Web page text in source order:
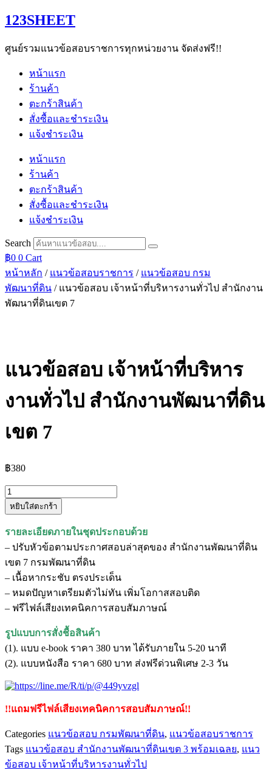
Skip
to
123SHEET
ศูนย์รวมแนวข้อสอบราชการทุกหน่วยงาน จัดส่งฟรี!!
หน้าแรก
ร้านค้า
ตะกร้าสินค้า
สั่งซื้อและชำระเงิน
แจ้งชำระเงิน
หน้าแรก
ร้านค้า
ตะกร้าสินค้า
สั่งซื้อและชำระเงิน
แจ้งชำระเงิน
Search
฿0 0 Cart
หน้าหลัก / แนวข้อสอบราชการ / แนวข้อสอบ กรม
พัฒนาที่ดิน / แนวข้อสอบ เจ้าหน้าที่บริหารงานทั่วไป สำนักงาน
พัฒนาที่ดินเขต 7
แนวข้อสอบ เจ้าหน้าที่บริหาร
งานทั่วไป สำนักงานพัฒนาที่ดิน
เขต 7
฿380
จำนวน
แนว
เจ้า
หน้าที่
บริหาร
งาน
ทั่วไป
สำนักงาน
พัฒนาที่ดิน
เขต
ชิ้น
หยิบใส่ตะกร้า
รายละเอียดภายในชุดประกอบด้วย
– ปรับหัวข้อตามประกาศสอบล่าสุดของ สำนักงานพัฒนาที่ดิน
เขต 7 กรมพัฒนาที่ดิน
– เนื้อหากระชับ ตรงประเด็น
– หมดปัญหาเตรียมตัวไม่ทัน เพิ่มโอกาสสอบติด
– ฟรีไฟล์เสียงเทคนิคการสอบสัมภาษณ์
รูปแบบการสั่งชื้อสินค้า
(1). แบบ e-book ราคา 380 บาท ได้รับภายใน 5-20 นาที
(2). แบบหนังสือ ราคา 680 บาท ส่งฟรีด่วนพิเศษ 2-3 วัน
!!แถมฟรีไฟล์เสียงเทคนิคการสอบสัมภาษณ์!!
Categories แนวข้อสอบ กรมพัฒนาที่ดิน, แนวข้อสอบราชการ
Tags แนวข้อสอบ สำนักงานพัฒนาที่ดินเขต 3 พร้อมเฉลย, แนว
ข้อสอบ เจ้าหน้าที่บริหารงานทั่วไป